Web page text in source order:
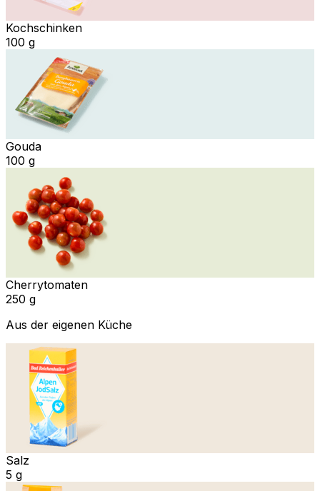
Kochschinken
100 g
Gouda
100 g
Cherrytomaten
250 g
Aus der eigenen Küche
Salz
5 g